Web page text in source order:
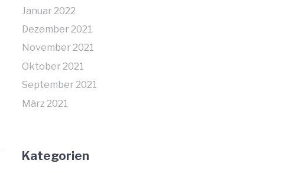
Januar 2022
Dezember 2021
November 2021
Oktober 2021
September 2021
März 2021
Kategorien